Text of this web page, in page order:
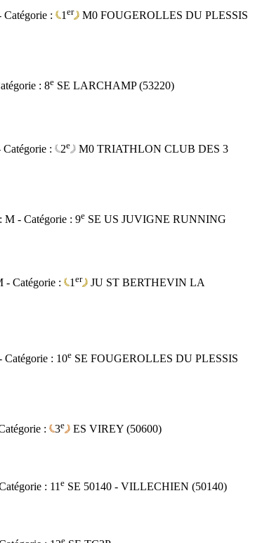
Catégorie : 1 er M0 FOUGEROLLES DU PLESSIS
: 8e SE LARCHAMP (53220)
Catégorie : 2e M0 TRIATHLON CLUB DES 3
M - Catégorie : 9e SE US JUVIGNE RUNNING
- Catégorie : 1 er JU ST BERTHEVIN LA
Catégorie : 10e SE FOUGEROLLES DU PLESSIS
: 3e ES VIREY (50600)
: 11 e SE 50140 - VILLECHIEN (50140)
e